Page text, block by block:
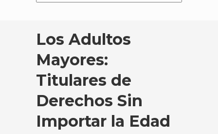
Los Adultos
Mayores:
Titulares de
Derechos Sin
Importar la Edad